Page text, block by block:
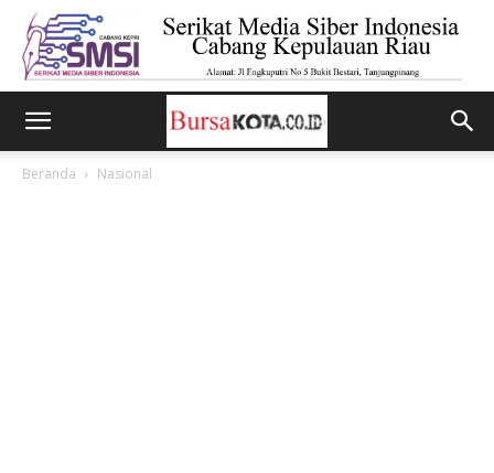
Beranda Nasional